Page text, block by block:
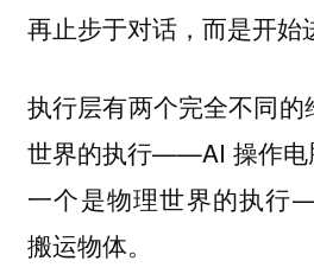
再止步于对话，而是开始
执行层有两个完全不同
世界的执行——AI 操作电
一个是物理世界的执行
搬运物体。